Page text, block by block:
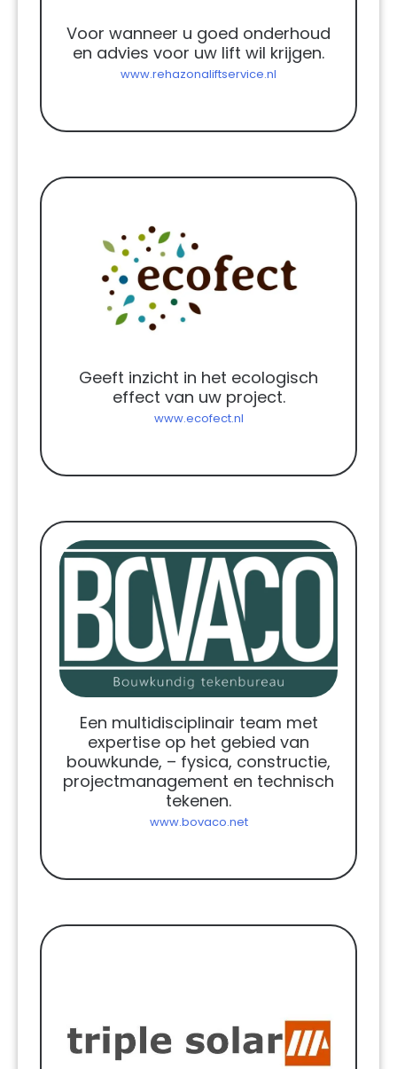
Voor wanneer u goed onderhoud
en advies voor uw lift wil krijgen.
www.rehazonaliftservice.nl
Geeft inzicht in het ecologisch
effect van uw project.
www.ecofect.nl
Een multidisciplinair team met
expertise op het gebied van
bouwkunde, – fysica, constructie,
projectmanagement en technisch
tekenen.
www.bovaco.net